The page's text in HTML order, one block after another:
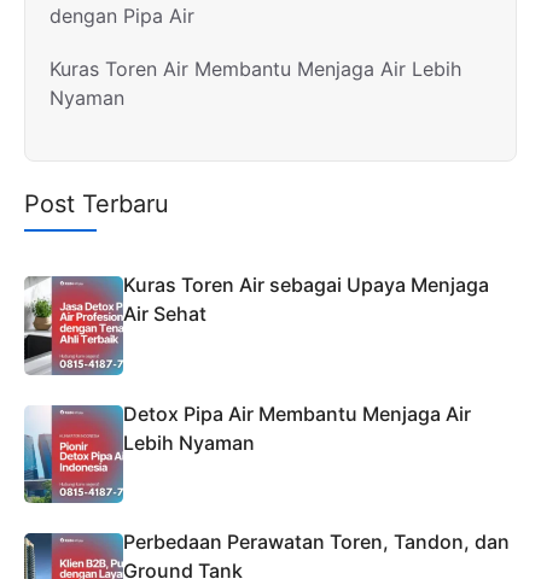
dengan Pipa Air
Kuras Toren Air Membantu Menjaga Air Lebih
Nyaman
Post Terbaru
Kuras Toren Air sebagai Upaya Menjaga
Air Sehat
Detox Pipa Air Membantu Menjaga Air
Lebih Nyaman
Perbedaan Perawatan Toren, Tandon, dan
Ground Tank